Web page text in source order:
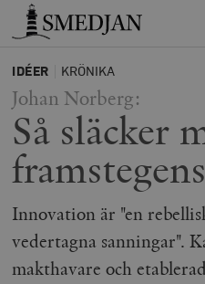
Timbro
IDÉER KRÖNIKA
Johan Norberg:
Så släcker
Innovation är "en
vedertagna sanningar".
makthavare och